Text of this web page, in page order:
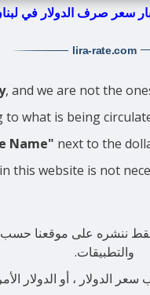
سعر صرف الدولار في
lira-rate.com
, and we are not the
what is being
Name" next to the
this website is not
على موقعنا حسب ما
والتطبيقات.
، أو الدولار